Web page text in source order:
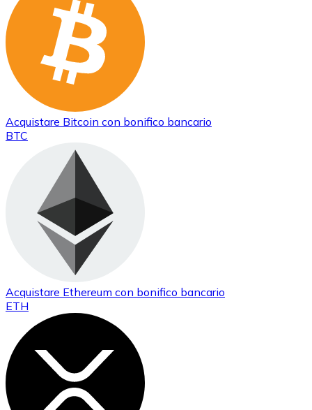
Acquistare Bitcoin con bonifico bancario
BTC
Acquistare Ethereum con bonifico bancario
ETH